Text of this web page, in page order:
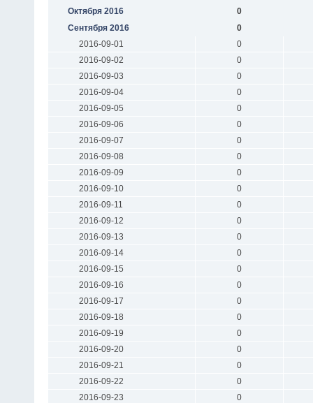
Октября 2016
0
Сентября 2016
0
2016-09-01
0
2016-09-02
0
2016-09-03
0
2016-09-04
0
2016-09-05
0
2016-09-06
0
2016-09-07
0
2016-09-08
0
2016-09-09
0
2016-09-10
0
2016-09-11
0
2016-09-12
0
2016-09-13
0
2016-09-14
0
2016-09-15
0
2016-09-16
0
2016-09-17
0
2016-09-18
0
2016-09-19
0
2016-09-20
0
2016-09-21
0
2016-09-22
0
2016-09-23
0